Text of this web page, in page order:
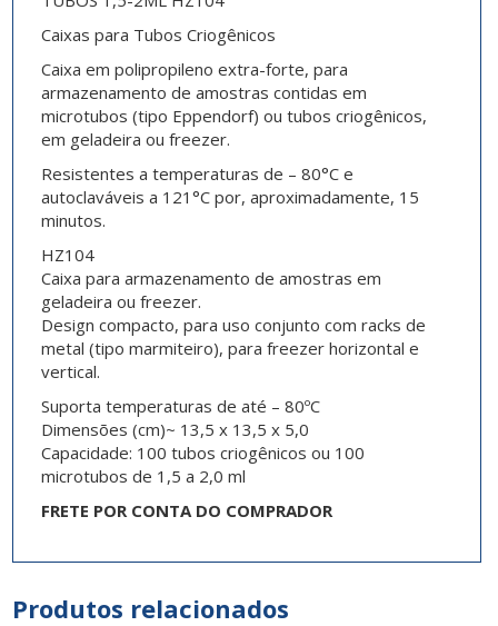
Caixas para Tubos Criogênicos
Caixa em polipropileno extra-forte, para
armazenamento de amostras contidas em
microtubos (tipo Eppendorf) ou tubos criogênicos,
em geladeira ou freezer.
Resistentes a temperaturas de – 80°C e
autoclaváveis a 121°C por, aproximadamente, 15
minutos.
HZ104
Caixa para armazenamento de amostras em
geladeira ou freezer.
Design compacto, para uso conjunto com racks de
metal (tipo marmiteiro), para freezer horizontal e
vertical.
Suporta temperaturas de até – 80ºC
Dimensões (cm)~ 13,5 x 13,5 x 5,0
Capacidade: 100 tubos criogênicos ou 100
microtubos de 1,5 a 2,0 ml
FRETE POR CONTA DO COMPRADOR
Produtos relacionados